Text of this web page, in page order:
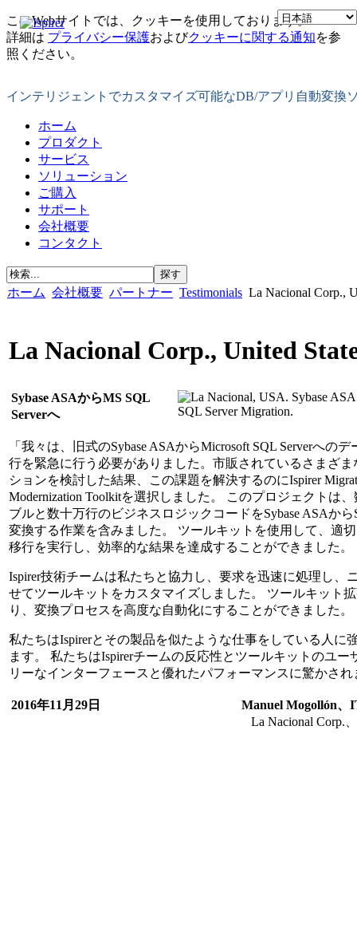
このWebサイトでは、クッキーを使用しております。
詳細は プライバシー保護およびクッキーに関する通知を参
照ください。
インテリジェントでカスタマイズ可能なDB/アプリ自動変換
ホーム
プロダクト
サービス
ソリューション
ご購入
サポート
会社概要
コンタクト
ホーム 会社概要 パートナー Testimonials La Nacional Corp.,
La Nacional Corp., United
Sybase ASAからMS SQL
Serverへ
「我々は、旧式のSybase ASAからMicrosoft SQL Serverへの
行を緊急に行う必要がありました。市販されているさまざま
ションを検討した結果、この課題を解決するのにIspirer
Modernization Toolkitを選択しました。 このプロジェクトは
ブルと数十万行のビジネスロジックコードをSybase ASAから
変換する作業を含みました。 ツールキットを使用して、適
移行を実行し、効率的な結果を達成することができました。
Ispirer技術チームは私たちと協力し、要求を迅速に処理し、
せてツールキットをカスタマイズしました。 ツールキット
り、変換プロセスを高度な自動化にすることができました。
私たちはIspirerとその製品を似たような仕事をしている人に
ます。 私たちはIspirerチームの反応性とツールキットのユー
リーなインターフェースと優れたパフォーマンスに驚かされ
2016年11月29日
Manuel Mogollón、
La Nacional Corp.